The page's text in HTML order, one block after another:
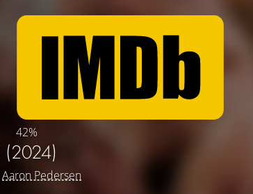
42%
(2024)
Aaron Pedersen